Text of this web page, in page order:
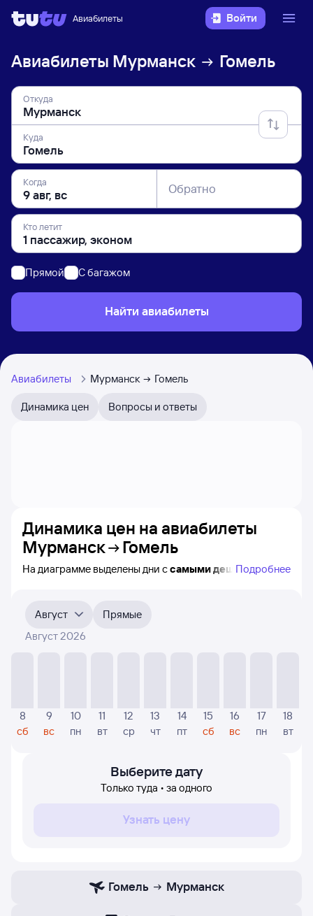
Авиабилеты Войти
Авиабилеты Мурманск Гомель
Откуда
Куда
Когда Обратно
Кто летит
Прямой C багажом
Найти авиабилеты
Авиабилеты Мурманск Гомель
Динамика цен Вопросы и ответы
Динамика цен на авиабилеты
Мурманск
Гомель
На диаграмме выделены дни ссамыми дешёвыми
4-5 месяца. Выберите дату, перейдите по клику
к поиску авиабилетов и просмотру
Если никто не искал авиабилетов по маршруту
Мурманск — Гомель, то цены могут отсутствовать
частично или полностью. В этом случае заполните
Подробнее
Август
Прямые
Август 2026
8
сб
9
вс
10
пн
11
вт
12
ср
13
чт
14
пт
15
сб
16
вс
17
пн
18
вт
Выберите дату
Только туда • за одного
Узнать цену
Гомель Мурманск